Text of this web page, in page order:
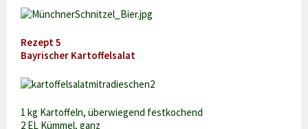
Rezept 5
Bayrischer Kartoffelsalat
1 kg Kartoffeln, überwiegend festkochend
2 EL Kümmel, ganz